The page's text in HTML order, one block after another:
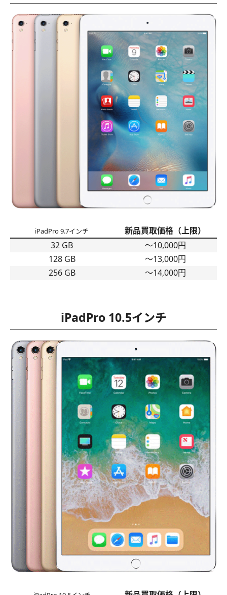
iPadPro 9.7インチ
新品買取価格（上限）
32 GB
〜10,000円
128 GB
〜13,000円
256 GB
〜14,000円
iPadPro 10.5インチ